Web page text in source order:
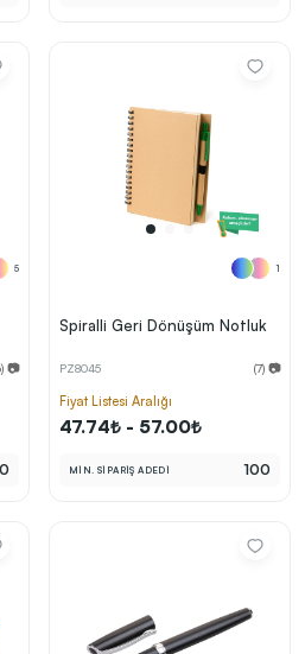
5
📷
1
Spiralli Geri Dönüşüm Notluk
PZ8045 (7) 📷
Fiyat Listesi Aralığı
47.74₺ - 57.00₺
MİN. SİPARİŞ ADEDİ 100